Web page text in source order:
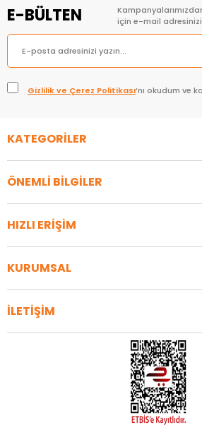
E-BÜLTEN
için e-mail
Gizlilik ve Çerez Politikası’nı okudum ve
KATEGORİLER
ÖNEMLİ BİLGİLER
HIZLI ERİŞİM
KURUMSAL
İLETİŞİM